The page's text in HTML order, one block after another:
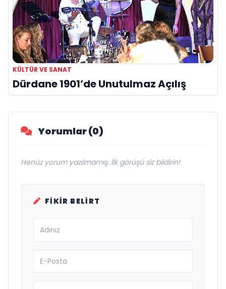
KÜLTÜR VE SANAT
Dürdane 1901’de Unutulmaz Açılış
Yorumlar (0)
Henüz yorum yazılmamış. İlk görüşü siz bildirin!
FIKIR BELIRT